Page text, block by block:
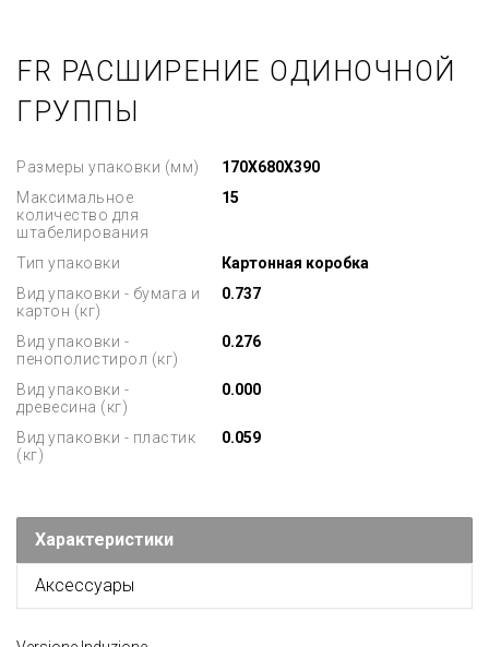
FR РАСШИРЕНИЕ ОДИНОЧНОЙ
ГРУППЫ
Размеры упаковки (мм)
170X680X390
Максимальное
количество для
штабелирования
15
Тип упаковки
Картонная коробка
Вид упаковки - бумага и
картон (кг)
0.737
Вид упаковки -
пенополистирол (кг)
0.276
Вид упаковки -
древесина (кг)
0.000
Вид упаковки - пластик
(кг)
0.059
Характеристики
Аксессуары